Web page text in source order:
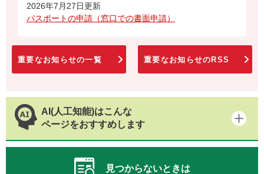
2026年7月27日更新
パスポートの申請（窓口での書面申請）
重要なお知らせの一覧 重要なお知らせのRSS
AI(人工知能)はこんな
ページをおすすめします
見つからないときは